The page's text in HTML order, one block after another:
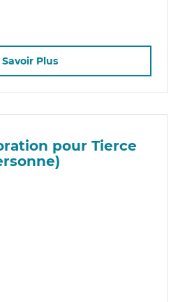
Savoir Plus
pour Tierce